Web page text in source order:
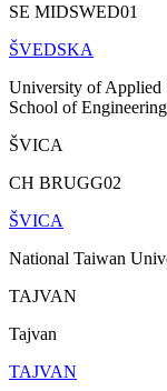
SE MIDSWED01
ŠVEDSKA
University of Applied
School of
ŠVICA
CH BRUGG02
ŠVICA
National Taiwan
TAJVAN
Tajvan
TAJVAN